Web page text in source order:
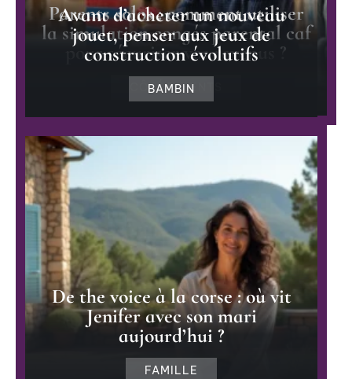
Parents solos : comment utiliser
la simulation congés parental caf
pour sécuriser vos revenus ?
CÔTÉ PARENTS
Avant d’acheter un nouveau
jouet, penser aux jeux de
construction évolutifs
BAMBIN
De the voice à la corse : où vit
Jenifer avec son mari
aujourd’hui ?
FAMILLE